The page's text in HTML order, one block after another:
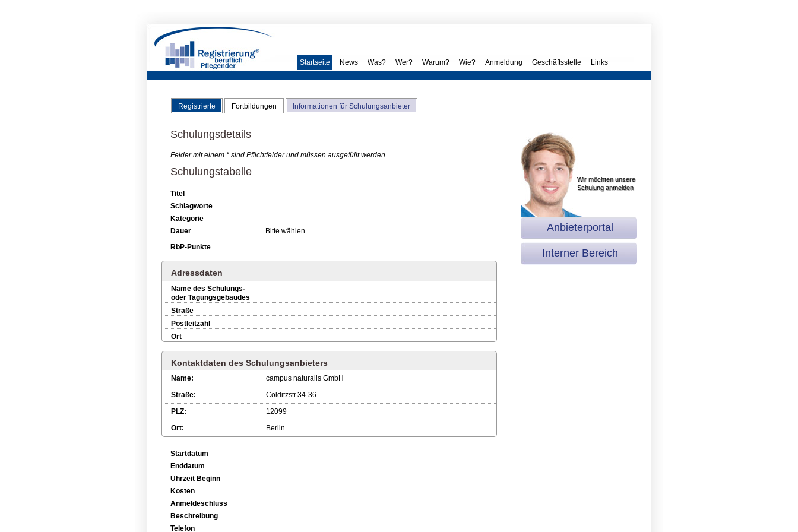
Startseite News Was? Wer? Warum? Wie? Anmeldung Geschäftsstelle Links
Registrierte Fortbildungen Informationen für Schulungsanbieter
Schulungsdetails
Felder mit einem * sind Pflichtfelder und müssen ausgefüllt werden.
Schulungstabelle
Titel
Schlagworte
Kategorie
Dauer
Bitte wählen
RbP-Punkte
Adressdaten
Name des Schulungs-
oder Tagungsgebäudes
Straße
Postleitzahl
Ort
Kontaktdaten des Schulungsanbieters
Name:
campus naturalis GmbH
Straße:
Colditzstr.34-36
PLZ:
12099
Ort:
Berlin
Startdatum
Enddatum
Uhrzeit Beginn
Kosten
Anmeldeschluss
Beschreibung
Telefon
Wir möchten unsere
Schulung anmelden
Anbieterportal
Interner Bereich